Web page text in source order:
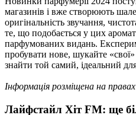
магазинів і вже створюють
оригінальність звучання,
те, що подобається у цих
парфумованих видань.
пробувати нове, шукайте
знайти той самий, ідеальний
Інформація розміщена на
Лайфстайл Хіт FM: ще